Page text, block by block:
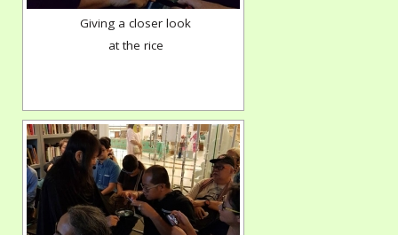
Giving a closer look
at the rice